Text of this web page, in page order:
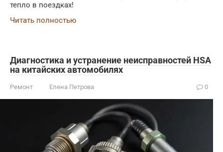
тепло в поездках!
Читать полностью
Диагностика и устранение неисправностей HSA
на китайских автомобилях
Ремонт Елена Петрова 0